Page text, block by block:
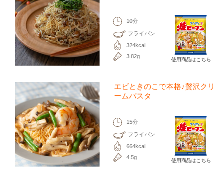
10分
フライパン
324kcal
3.82g
使用商品はこちら
エビときのこで本格♪贅沢クリ
ームパスタ
15分
フライパン
664kcal
4.5g
使用商品はこちら